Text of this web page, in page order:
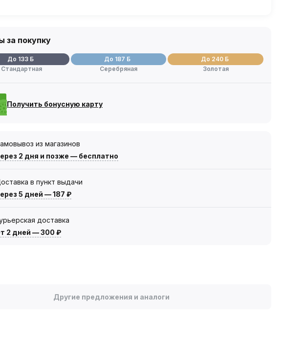
за покупку
До 133 Б
Стандартная
До 187 Б
Серебряная
До 240 Б
Золотая
Получить бонусную карту
из магазинов
2 дня и позже — бесплатно
в пункт выдачи
5 дней —187 ₽
доставка
2 дней —300 ₽
Другие предложения и аналоги